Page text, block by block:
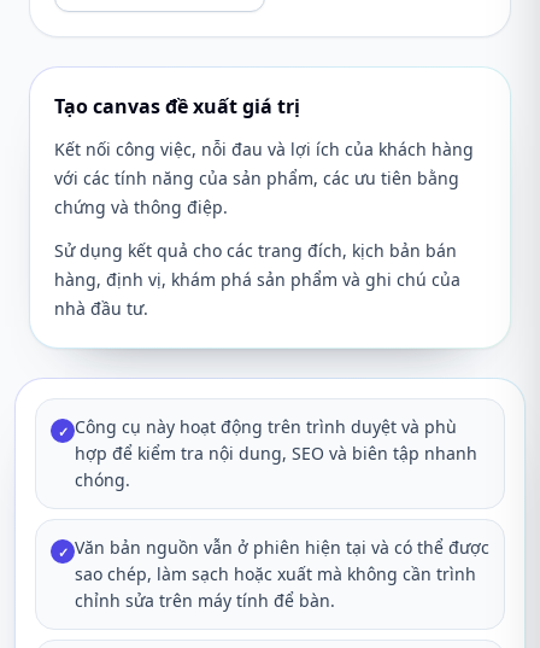
Tạo canvas đề xuất giá trị
Kết nối công việc, nỗi đau và lợi ích của khách hàng
với các tính năng của sản phẩm, các ưu tiên bằng
chứng và thông điệp.
Sử dụng kết quả cho các trang đích, kịch bản bán
hàng, định vị, khám phá sản phẩm và ghi chú của
nhà đầu tư.
✓ Công cụ này hoạt động trên trình duyệt và phù
hợp để kiểm tra nội dung, SEO và biên tập nhanh
chóng.
✓ Văn bản nguồn vẫn ở phiên hiện tại và có thể được
sao chép, làm sạch hoặc xuất mà không cần trình
chỉnh sửa trên máy tính để bàn.